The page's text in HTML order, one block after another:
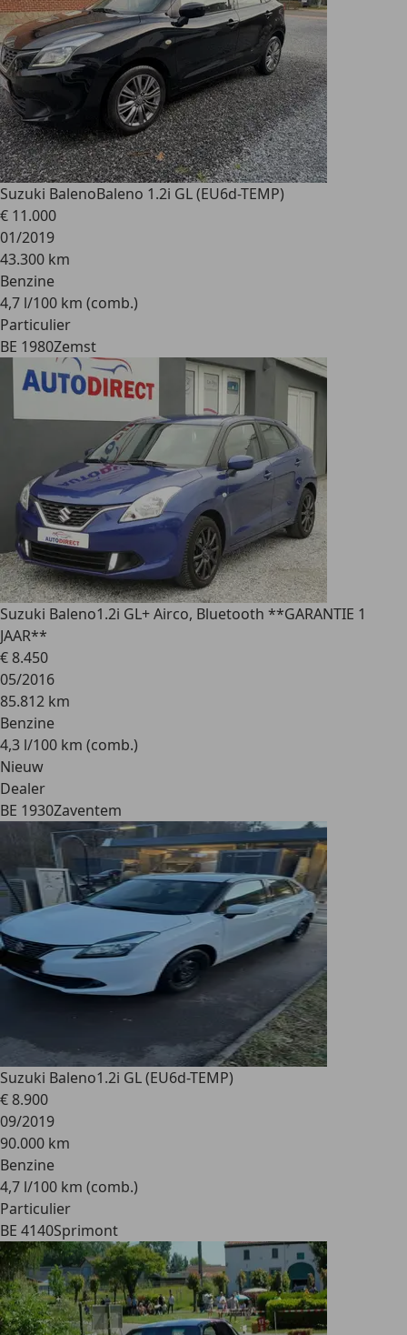
Suzuki BalenoBaleno 1.2i GL (EU6d-TEMP)
€ 11.000
01/2019
43.300 km
Benzine
4,7 l/100 km (comb.)
Particulier
BE 1980Zemst
Suzuki Baleno1.2i GL+ Airco, Bluetooth **GARANTIE 1
JAAR**
€ 8.450
05/2016
85.812 km
Benzine
4,3 l/100 km (comb.)
Nieuw
Dealer
BE 1930Zaventem
Suzuki Baleno1.2i GL (EU6d-TEMP)
€ 8.900
09/2019
90.000 km
Benzine
4,7 l/100 km (comb.)
Particulier
BE 4140Sprimont